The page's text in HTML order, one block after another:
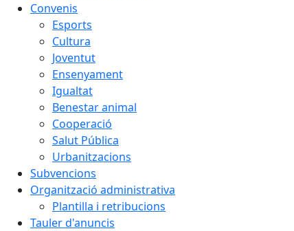
Convenis
Esports
Cultura
Joventut
Ensenyament
Igualtat
Benestar animal
Cooperació
Salut Pública
Urbanitzacions
Subvencions
Organització administrativa
Plantilla i retribucions
Tauler d'anuncis